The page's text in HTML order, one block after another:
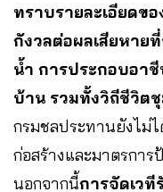
ทราบรายละเอียดข
กังวลต่อผลเสียหาย
น้ำ การประกอบอา
บ้าน รวมทั้งวิถีชีวิต
กรมชลประทานยังไม่
ก่อสร้างและมาตรกา
นอกจากนี้การจัดเวที